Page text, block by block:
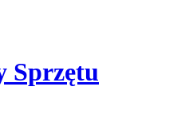
Sprzętu